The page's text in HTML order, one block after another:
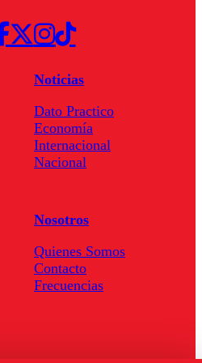
Noticias
Dato Practico
Economía
Internacional
Nacional
Nosotros
Quienes Somos
Contacto
Frecuencias